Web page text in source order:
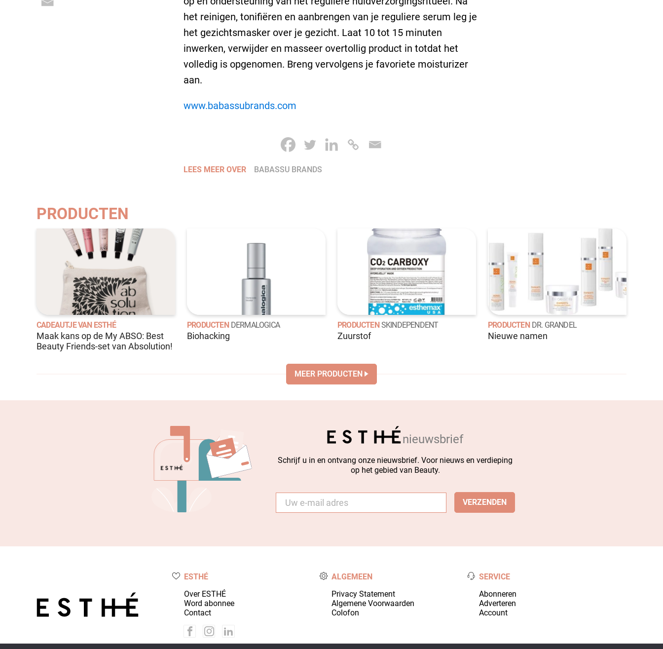
het reinigen, tonifiëren en aanbrengen van je reguliere serum leg je
het gezichtsmasker over je gezicht. Laat 10 tot 15 minuten
inwerken, verwijder en masseer overtollig product in totdat het
volledig is opgenomen. Breng vervolgens je favoriete moisturizer
aan.
www.babassubrands.com
LEES MEER OVER BABASSU BRANDS
PRODUCTEN
CADEAUTJE VAN ESTHÉ
Maak kans op de My ABSO: Best
Beauty Friends-set van Absolution!
PRODUCTEN DERMALOGICA
Biohacking
PRODUCTEN SKINDEPENDENT
Zuurstof
PRODUCTEN DR. GRANDEL
Nieuwe namen
MEER PRODUCTEN
nieuwsbrief
Schrijf u in en ontvang onze nieuwsbrief. Voor nieuws en verdieping
op het gebied van Beauty.
mail *
ESTHÉ
Over ESTHÉ
Word abonnee
Contact
ALGEMEEN
Privacy Statement
Algemene Voorwaarden
Colofon
SERVICE
Abonneren
Adverteren
Account